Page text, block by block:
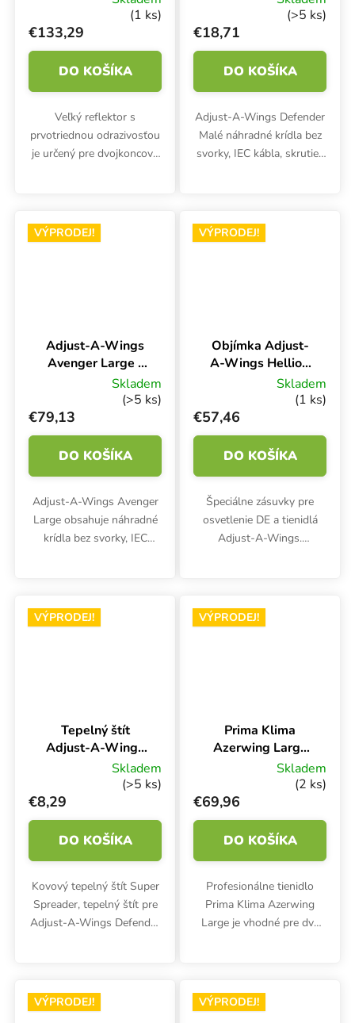
tienidlo pre DE
lampu s tepelným
štítom
(1 ks)
€133,29
DO KOŠÍKA
Veľký reflektor s
prvotriednou odrazivosťou
je určený pre dvojkoncové
je tepelný štít, ako aj
zásuvka s...
(>5 ks)
€18,71
DO KOŠÍKA
Adjust-A-Wings Defender
Malé náhradné krídla bez
svorky, IEC kábla, skrutiek
VÝPRODEJ!
Adjust-A-Wings
Avenger Large -
Krídla + tepelný
štít Large
Skladem
(>5 ks)
€79,13
DO KOŠÍKA
Adjust-A-Wings Avenger
Large obsahuje náhradné
krídla bez svorky, IEC
VÝPRODEJ!
Objímka Adjust-
A-Wings Hellion
pre dvojpäticové
káblom IEC
Skladem
(1 ks)
€57,46
DO KOŠÍKA
Špeciálne zásuvky pre
osvetlenie DE a tienidlá
Adjust-A-Wings.
VÝPRODEJ!
Tepelný štít
Adjust-A-Wings
Defender Large
Super Spreader
Skladem
(>5 ks)
€8,29
DO KOŠÍKA
Kovový tepelný štít Super
Spreader, tepelný štít pre
Adjust-A-Wings Defender
spálením vrcholkov bylín.
VÝPRODEJ!
Prima Klima
Azerwing Large
LA75-A, veľké
tienidlo pre dve
Skladem
(2 ks)
€69,96
DO KOŠÍKA
Profesionálne tienidlo
Prima Klima Azerwing
Large je vhodné pre dve
dve zásuvky. Odrazivosť 86
%.
VÝPRODEJ! VÝPRODEJ!